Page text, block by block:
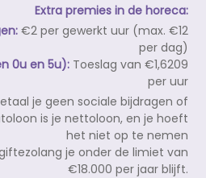
Extra premies in de horeca:
€2 per gewerkt uur (max. €12
per dag)
0u en 5u):Toeslag van €1,6209
per uur
je geen sociale bijdragen of
is je nettoloon, en je hoeft
het niet op te nemen
je onder de limiet van
€18.000 per jaar blijft.